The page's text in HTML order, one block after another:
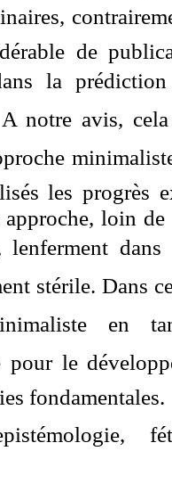
de
la
notre avis,
les progrès
loin
lenferment
stérile. Dans
en
pour le
fondamentales.